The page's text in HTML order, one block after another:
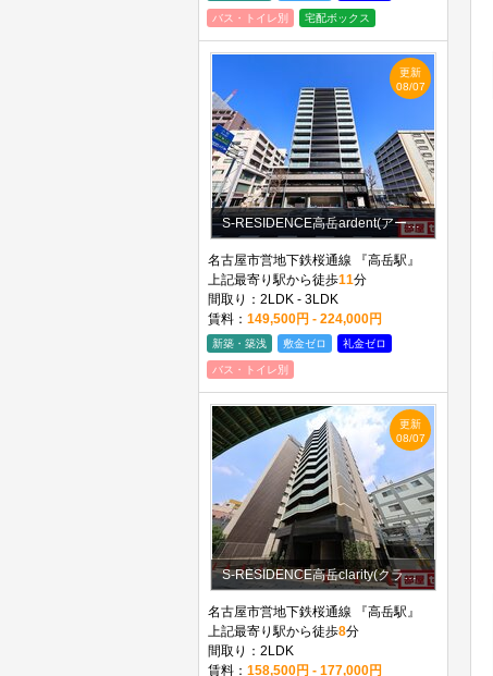
バス・トイレ別 宅配ボックス
更新
08/07
S-RESIDENCE高岳ardent(アーデント)
名古屋市営地下鉄桜通線 『高岳駅』
上記最寄り駅から徒歩11分
間取り：2LDK - 3LDK
賃料： 149,500円 - 224,000円
新築・築浅 敷金ゼロ 礼金ゼロ
バス・トイレ別
更新
08/07
S-RESIDENCE高岳clarity(クラリティ)
名古屋市営地下鉄桜通線 『高岳駅』
上記最寄り駅から徒歩8分
間取り：2LDK
賃料： 158,500円 - 177,000円